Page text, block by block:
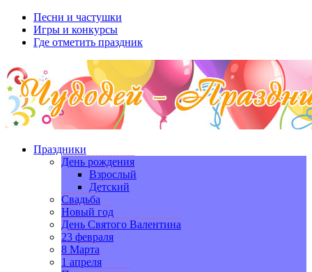
Песни и частушки
Игры и конкурсы
Где отметить праздник
Праздники
День рождения
Взрослый
Детский
Свадьба
Новый год
День Святого Валентина
23 февраля
8 Марта
1 апреля